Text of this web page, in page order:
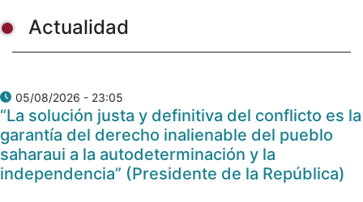
Actualidad
05/08/2026 - 23:05
“La solución justa y definitiva del conflicto es la
garantía del derecho inalienable del pueblo
saharaui a la autodeterminación y la
independencia” (Presidente de la República)